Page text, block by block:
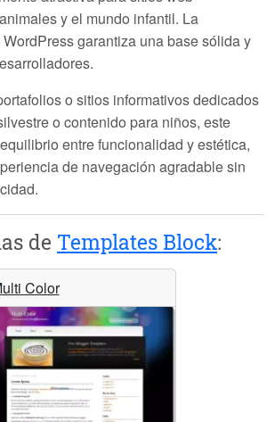
y el mundo infantil. La
garantiza una base sólida y
o sitios informativos dedicados
o contenido para niños, este
entre funcionalidad y estética,
de navegación agradable sin
de Templates Block:
Color